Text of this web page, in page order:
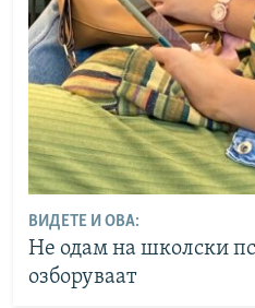
ВИДЕТЕ И ОВА:
Не одам на школски
озборуваат